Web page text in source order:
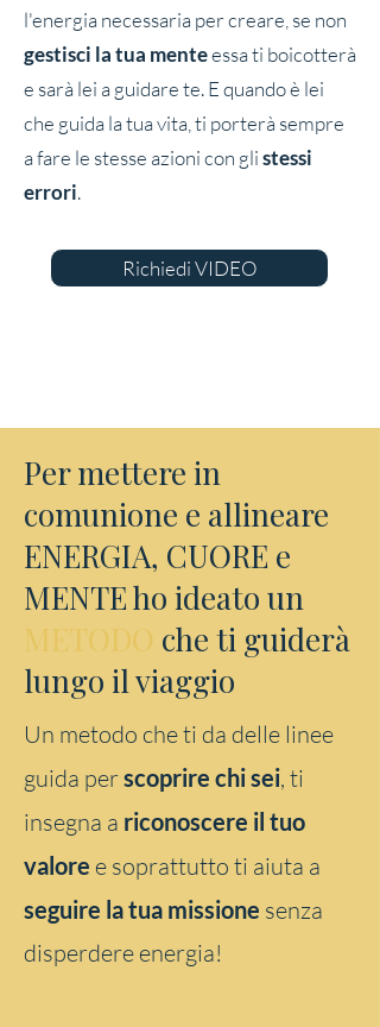
l'energia necessaria per creare, se non
gestisci la tua menteessa ti boicotterà
e sarà lei a guidare te. E quando è lei
che guida la tua vita, ti porterà sempre
a fare le stesse azioni con glistessi
errori.
Richiedi VIDEO
Per mettere in
comunione e allineare
ENERGIA, CUORE e
MENTE ho ideato un
METODO che ti guiderà
lungo il viaggio
Un metodo che ti da delle linee
guida perscoprire chi sei, ti
insegna a riconoscere il tuo
valore e soprattutto ti aiuta a
seguire la tua missione senza
disperdere energia!